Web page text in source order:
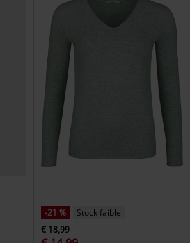
-21 %
Stock faible
€ 18,99